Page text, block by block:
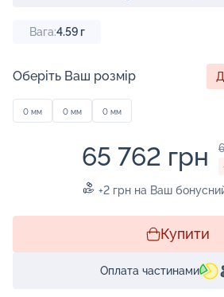
Вага:4.59г
Оберіть Ваш розмір
0 мм 0 мм 0 мм
65 762 грн
+2 грн на Ваш
Купити
Оплата частинами